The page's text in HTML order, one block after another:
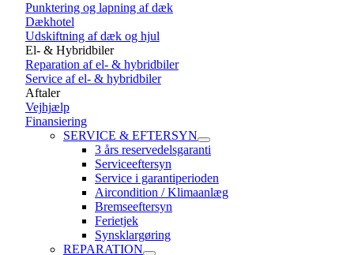
Punktering og lapning af dæk
Dækhotel
Udskiftning af dæk og hjul
El- & Hybridbiler
Reparation af el- & hybridbiler
Service af el- & hybridbiler
Aftaler
Vejhjælp
Finansiering
SERVICE & EFTERSYN
3 års reservedelsgaranti
Serviceeftersyn
Service i garantiperioden
Aircondition / Klimaanlæg
Bremseeftersyn
Ferietjek
Synsklargøring
REPARATION